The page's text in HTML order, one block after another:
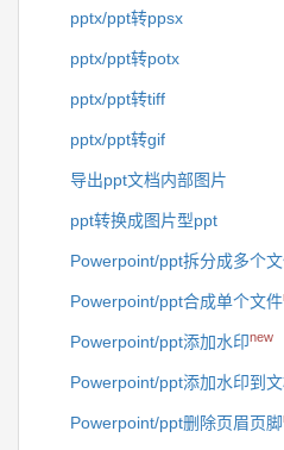
pptx/ppt转ppsx
pptx/ppt转potx
pptx/ppt转tiff
pptx/ppt转gif
导出ppt文档内部图片
ppt转换成图片型ppt
Powerpoint/ppt拆分成多个
Powerpoint/ppt合成单个文件
Powerpoint/ppt添加水印new
Powerpoint/ppt添加水印到
Powerpoint/ppt删除页眉页脚